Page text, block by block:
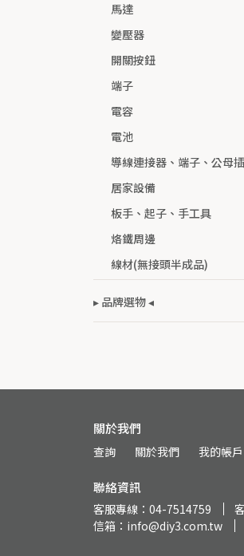
馬達
變壓器
開關按鈕
端子
電容
電池
導線連接器、端子、公母插
居家設備
板手、起子、手工具
烙鐵周邊
線材(無接頭半成品)
▸ 品牌選物 ◂
關於我們
查詢 關於我們 我的帳戶
聯絡資訊
客服專線：04-7514759
信箱：info@diy3.com.tw